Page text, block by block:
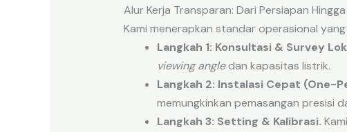
Alur Kerja Transparan: Dari Persiapan
Kami menerapkan standar operasional
Langkah 1: Konsultasi & Survey
viewing angledan kapasitas listrik.
Langkah 2: Instalasi Cepat (One-
memungkinkan pemasangan presisi
Langkah 3: Setting & Kalibrasi.